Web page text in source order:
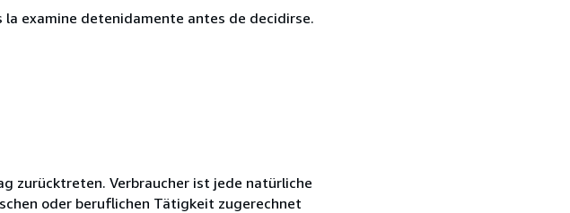
examine detenidamente antes de decidirse.
zurücktreten. Verbraucher ist jede natürliche
oder beruflichen Tätigkeit zugerechnet